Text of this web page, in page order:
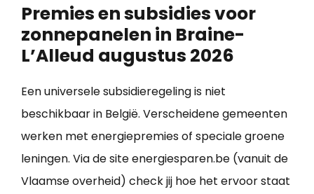
Premies en subsidies voor
zonnepanelen in Braine-
L’Alleud augustus 2026
Een universele subsidieregeling is niet
beschikbaar in België. Verscheidene gemeenten
werken met energiepremies of speciale groene
leningen. Via de site energiesparen.be (vanuit de
Vlaamse overheid) check jij hoe het ervoor staat